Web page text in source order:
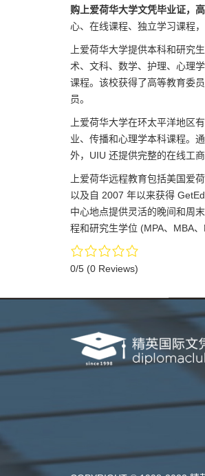
购上爱荷华大学文凭毕业证，
心、在线课程、独立学习课程
上爱荷华大学提供本科和研究
术、文科、数学、护理、心理
课程。该校获得了高等教育委
员。
上爱荷华大学在环太平洋地区
业、传播和心理学本科课程。
外，UIU 还提供完整的在线工
上爱荷华远程教育包括美国爱
以及自 2007 年以来获得
中心地点提供灵活的晚间和周
程和研究生学位 (MPA、MBA
0/5 (0 Reviews)